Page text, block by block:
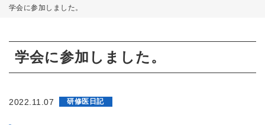
会
医
峰
鹿
学会に参加しました。
学会に参加しました。
2022.11.07 研修医日記